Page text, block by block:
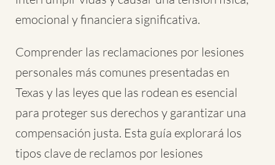
emocional y financiera significativa.
Comprender las reclamaciones por lesiones
personales más comunes presentadas en
Texas y las leyes que las rodean es esencial
para proteger sus derechos y garantizar una
compensación justa. Esta guía explorará los
tipos clave de reclamos por lesiones